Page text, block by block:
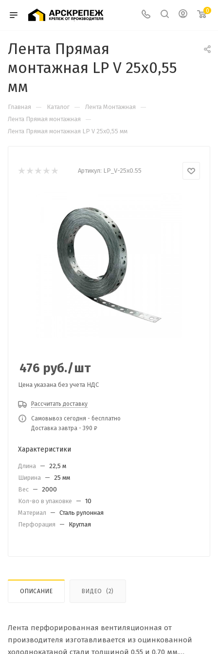
0
Лента Прямая
монтажная LP V 25х0,55
мм
Главная — Каталог — Лента Монтажная —
Лента Прямая монтажная —
Лента Прямая монтажная LP V 25х0,55 мм
Артикул: LP_V-25х0.55
476 руб./шт
Цена указана без учета НДС
Рассчитать доставку
Самовывоз сегодня - бесплатно
Доставка завтра - 390 ₽
Характеристики
Длина — 22,5 м
Ширина — 25 мм
Вес — 2000
Кол-во в упаковке
— 10
Материал
— Сталь рулонная
Перфорация
— Круглая
ОПИСАНИЕ ВИДЕО (2)
Лента перфорированная вентиляционная от
производителя изготавливается из оцинкованной
холоднокатаной стали толщиной 0.55 и 0.70 мм.